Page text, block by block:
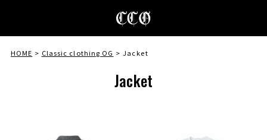
HOME Classic clothing OG Jacket
Jacket